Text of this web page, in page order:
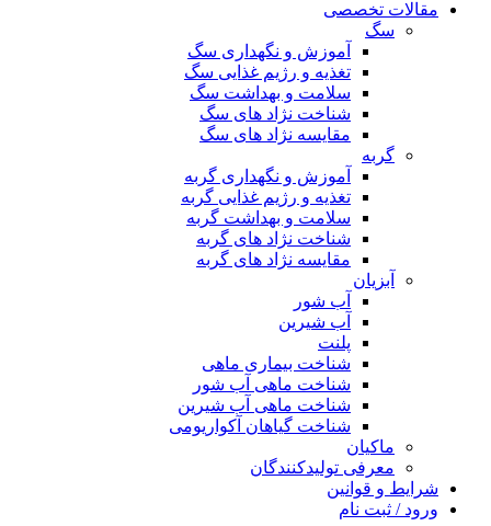
مقالات تخصصی
سگ
آموزش و نگهداری سگ
تغذیه و رژیم غذایی سگ
سلامت و بهداشت سگ
شناخت نژاد های سگ
مقایسه نژاد های سگ
گربه
آموزش و نگهداری گربه
تغذیه و رژیم غذایی گربه
سلامت و بهداشت گربه
شناخت نژاد های گربه
مقایسه نژاد های گربه
آبزیان
آب شور
آب شیرین
پلنت
شناخت بیماری ماهی
شناخت ماهی آب شور
شناخت ماهی آب شیرین
شناخت گیاهان آکواریومی
ماکیان
معرفی تولیدکنندگان
شرایط و قوانین
ورود / ثبت نام